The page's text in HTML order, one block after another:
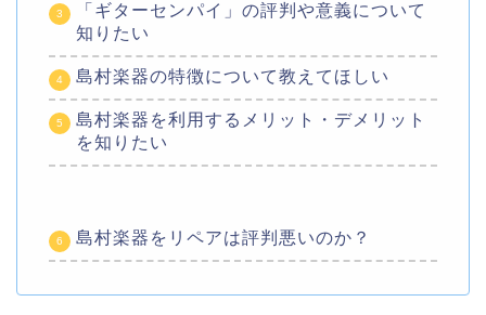
「ギターセンパイ」の評判や意義について
知りたい
島村楽器の特徴について教えてほしい
島村楽器を利用するメリット・デメリット
を知りたい
島村楽器をリペアは評判悪いのか？